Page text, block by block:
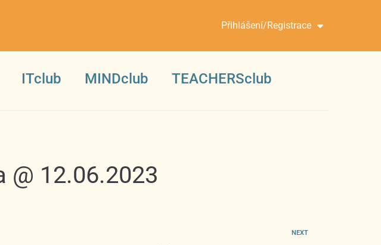
Přihlášení/Registrace
ITclub MINDclub TEACHERSclub
@ 12.06.2023
NEXT